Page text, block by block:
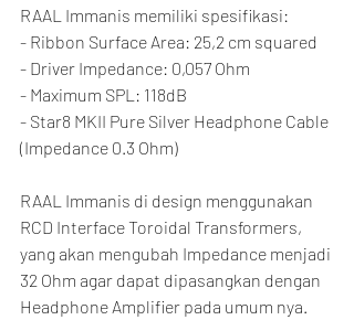
RAAL Immanis memiliki spesifikasi:
- Ribbon Surface Area: 25,2 cm squared
- Driver Impedance: 0,057 Ohm
- Maximum SPL: 118dB
- Star8 MKII Pure Silver Headphone Cable
(Impedance 0.3 Ohm)
RAAL Immanis di design menggunakan
RCD Interface Toroidal Transformers,
yang akan mengubah Impedance menjadi
32 Ohm agar dapat dipasangkan dengan
Headphone Amplifier pada umum nya.